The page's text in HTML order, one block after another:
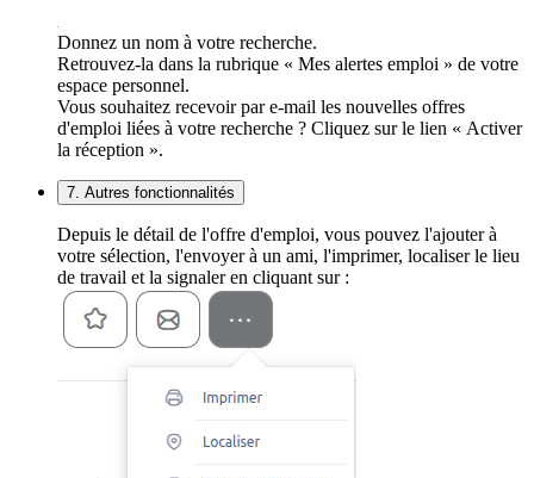
Donnez un nom à votre recherche.
Retrouvez-la dans la rubrique « Mes alertes emploi » de votre
espace personnel.
Vous souhaitez recevoir par e-mail les nouvelles offres
d'emploi liées à votre recherche ? Cliquez sur le lien « Activer
la réception ».
7. Autres fonctionnalités
Depuis le détail de l'offre d'emploi, vous pouvez l'ajouter à
votre sélection, l'envoyer à un ami, l'imprimer, localiser le lieu
de travail et la signaler en cliquant sur :